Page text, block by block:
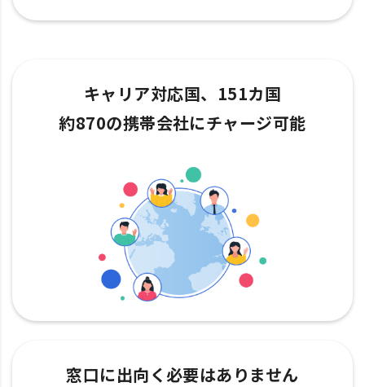
キャリア対応国、151カ国
約870の携帯会社にチャージ可能
窓口に出向く必要はありません